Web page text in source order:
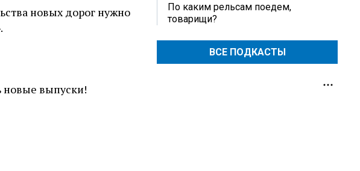
новых дорог нужно
новые выпуски!
По каким рельсам поедем,
товарищи?
ВСЕ ПОДКАСТЫ